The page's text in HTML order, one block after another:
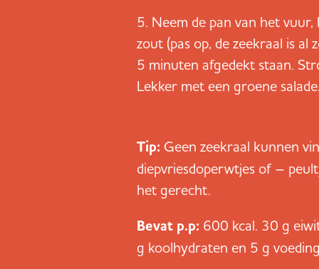
Neem de pan van het
zout (pas op, de zeekraal is al
5 minuten afgedekt staan.
Lekker met een groene
Tip: Geen zeekraal kunnen
diepvriesdoperwtjes of –
het gerecht.
Bevat p.p: 600 kcal. 30 g
g koolhydraten en 5 g